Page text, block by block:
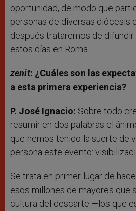
oportunidad, de modo que
personas de diversas diócesis
después trataremos de
estos días en Roma.
zenit: ¿Cuáles son las
a esta primera experiencia?
P. José Ignacio: Sobre todo
resumir en dos palabras el
que hemos tenido la suerte de
persona este evento:
Se trata en primer lugar de
esos millones de mayores que
cultura del descarte —los que